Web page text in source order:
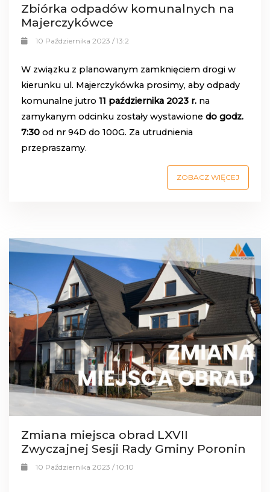
Zbiórka odpadów komunalnych na
Majerczykówce
10 Października 2023 / 13:2
W związku z planowanym zamknięciem drogi w
kierunku ul. Majerczykówka prosimy, aby odpady
komunalne jutro 11 października 2023 r. na
zamykanym odcinku zostały wystawione do godz.
7:30 od nr 94D do 100G. Za utrudnienia
przepraszamy.
ZOBACZ WIĘCEJ
Zmiana miejsca obrad LXVII
Zwyczajnej Sesji Rady Gminy Poronin
10 Października 2023 / 10:10